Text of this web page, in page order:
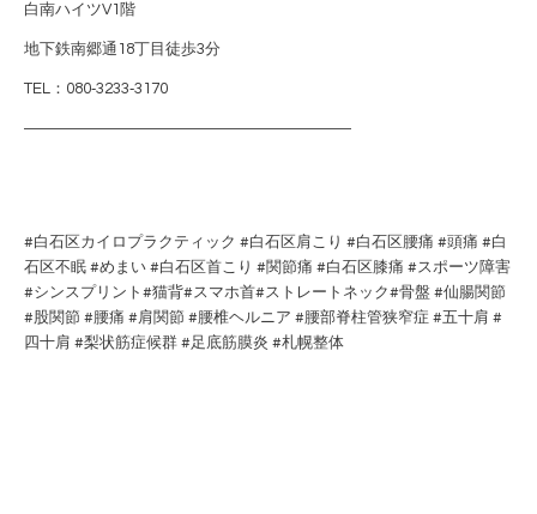
白南ハイツV1階
地下鉄南郷通18丁目徒歩3分
TEL：080‐3233‐3170
―――――――――――――――――――――
#白石区カイロプラクティック #白石区肩こり #白石区腰痛 #頭痛 #白
石区不眠 #めまい #白石区首こり #関節痛 #白石区膝痛 #スポーツ障害
#シンスプリント#猫背#スマホ首#ストレートネック#骨盤 #仙腸関節
#股関節 #腰痛 #肩関節 #腰椎ヘルニア #腰部脊柱管狭窄症 #五十肩 #
四十肩 #梨状筋症候群 #足底筋膜炎 #札幌整体